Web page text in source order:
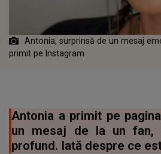
Antonia, surprinsă de un mesaj
primit pe Instagram
Antonia a primit pe
un mesaj de la un fan,
profund. Iată despre ce